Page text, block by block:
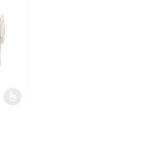
格範圍：NT$ 200 到 NT$ 280